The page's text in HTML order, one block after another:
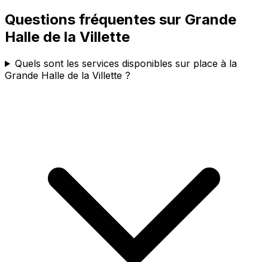
Questions fréquentes sur Grande
Halle de la Villette
Quels sont les services disponibles sur place à la
Grande Halle de la Villette ?